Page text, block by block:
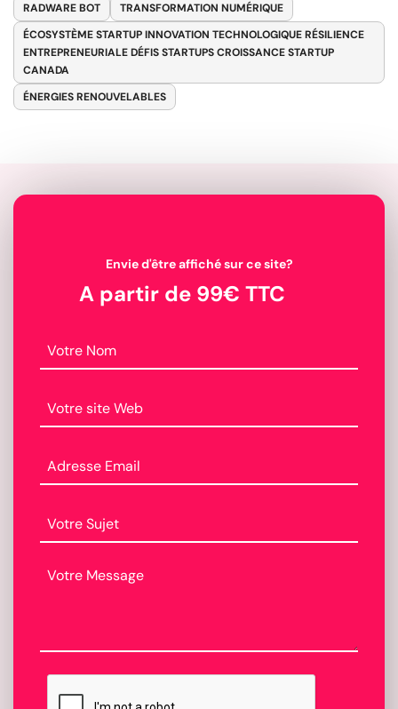
RADWARE BOT
TRANSFORMATION NUMÉRIQUE
ÉCOSYSTÈME STARTUP INNOVATION TECHNOLOGIQUE RÉSILIENCE
ENTREPRENEURIALE DÉFIS STARTUPS CROISSANCE STARTUP
CANADA
ÉNERGIES RENOUVELABLES
Envie d'être affiché sur ce site?
A partir de 99€ TTC